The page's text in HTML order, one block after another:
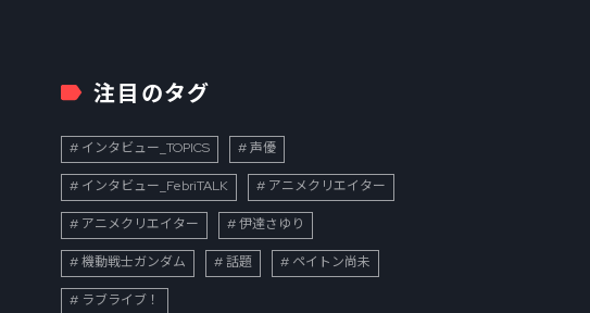
注目のタグ
インタビュー_TOPICS 声優
インタビュー_FebriTALK アニメクリエイター
アニメクリエイター 伊達さゆり
機動戦士ガンダム 話題 ペイトン尚未
ラブライブ！